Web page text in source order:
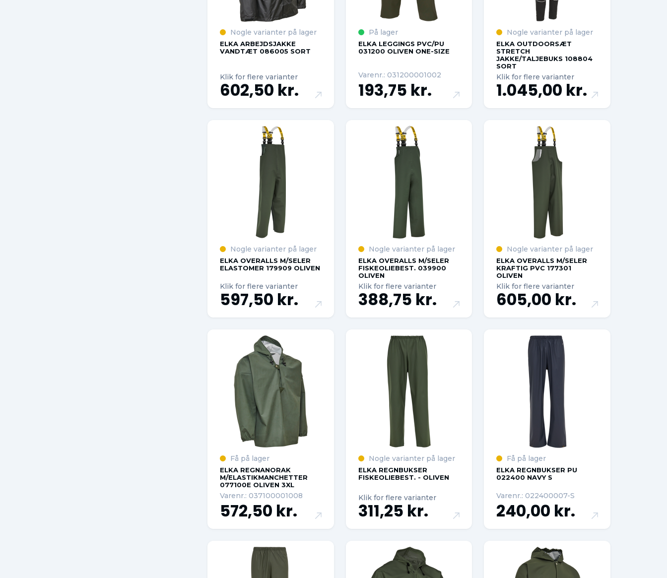
Nogle varianter på lager
ELKA ARBEJDSJAKKE
VANDTÆT 086005 SORT
Klik for flere varianter
602,50 kr.
På lager
ELKA LEGGINGS PVC/PU
031200 OLIVEN ONE-SIZE
Varenr.: 031200001002
193,75 kr.
Nogle varianter på lager
ELKA OUTDOORSÆT
STRETCH
JAKKE/TALJEBUKS 108804
SORT
Klik for flere varianter
1.045,00 kr.
Nogle varianter på lager
ELKA OVERALLS M/SELER
ELASTOMER 179909 OLIVEN
Klik for flere varianter
597,50 kr.
Nogle varianter på lager
ELKA OVERALLS M/SELER
FISKEOLIEBEST. 039900
OLIVEN
Klik for flere varianter
388,75 kr.
Nogle varianter på lager
ELKA OVERALLS M/SELER
KRAFTIG PVC 177301
OLIVEN
Klik for flere varianter
605,00 kr.
Få på lager
ELKA REGNANORAK
M/ELASTIKMANCHETTER
077100E OLIVEN 3XL
Varenr.: 037100001008
572,50 kr.
Nogle varianter på lager
ELKA REGNBUKSER
FISKEOLIEBEST. - OLIVEN
Klik for flere varianter
311,25 kr.
Få på lager
ELKA REGNBUKSER PU
022400 NAVY S
Varenr.: 022400007-S
240,00 kr.